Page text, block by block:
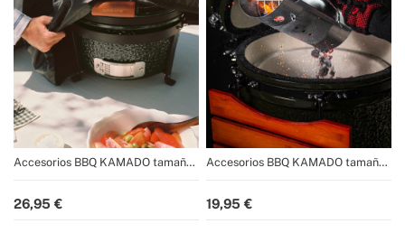
Accesorios BBQ KAMADO tamaño
26,95
Accesorios BBQ KAMADO tamaño
19,95